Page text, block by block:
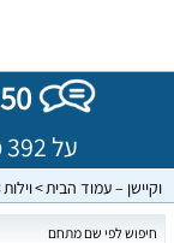
16150
על 392 מקומות אירוח שונים בישראל
וקיישן – עמוד הבית וילות